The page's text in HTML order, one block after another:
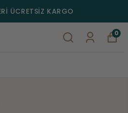
BOYUNCA EVENIFY LEKE KARŞITI
2. ÜRÜN İZDERMA'DAN HEDİYE!
0